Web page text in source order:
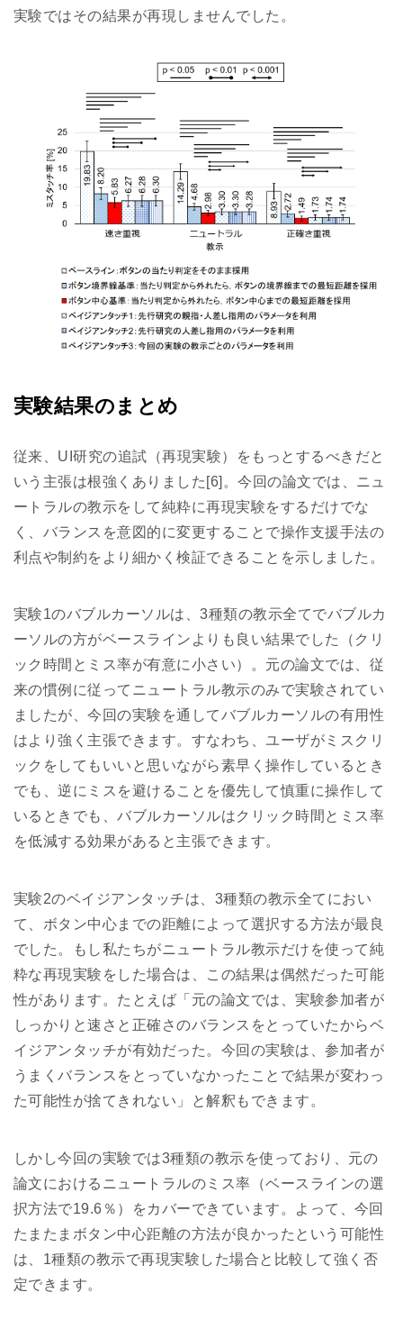
実験ではその結果が再現しませんでした。
実験結果のまとめ
従来、UI研究の追試（再現実験）をもっとするべきだと
いう主張は根強くありました[6]。今回の論文では、ニュ
ートラルの教示をして純粋に再現実験をするだけでな
く、バランスを意図的に変更することで操作支援手法の
利点や制約をより細かく検証できることを示しました。
実験1のバブルカーソルは、3種類の教示全てでバブルカ
ーソルの方がベースラインよりも良い結果でした（クリ
ック時間とミス率が有意に小さい）。元の論文では、従
来の慣例に従ってニュートラル教示のみで実験されてい
ましたが、今回の実験を通してバブルカーソルの有用性
はより強く主張できます。すなわち、ユーザがミスクリ
ックをしてもいいと思いながら素早く操作しているとき
でも、逆にミスを避けることを優先して慎重に操作して
いるときでも、バブルカーソルはクリック時間とミス率
を低減する効果があると主張できます。
実験2のベイジアンタッチは、3種類の教示全てにおい
て、ボタン中心までの距離によって選択する方法が最良
でした。もし私たちがニュートラル教示だけを使って純
粋な再現実験をした場合は、この結果は偶然だった可能
性があります。たとえば「元の論文では、実験参加者が
しっかりと速さと正確さのバランスをとっていたからベ
イジアンタッチが有効だった。今回の実験は、参加者が
うまくバランスをとっていなかったことで結果が変わっ
た可能性が捨てきれない」と解釈もできます。
しかし今回の実験では3種類の教示を使っており、元の
論文におけるニュートラルのミス率（ベースラインの選
択方法で19.6％）をカバーできています。よって、今回
たまたまボタン中心距離の方法が良かったという可能性
は、1種類の教示で再現実験した場合と比較して強く否
定できます。